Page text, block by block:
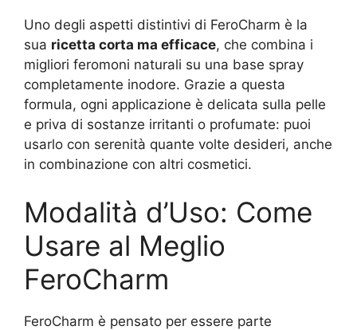
Uno degli aspetti distintivi di FeroCharm è la
sua ricetta corta ma efficace, che combina i
migliori feromoni naturali su una base spray
completamente inodore. Grazie a questa
formula, ogni applicazione è delicata sulla pelle
e priva di sostanze irritanti o profumate: puoi
usarlo con serenità quante volte desideri, anche
in combinazione con altri cosmetici.
Modalità d’Uso: Come
Usare al Meglio
FeroCharm
FeroCharm è pensato per essere parte